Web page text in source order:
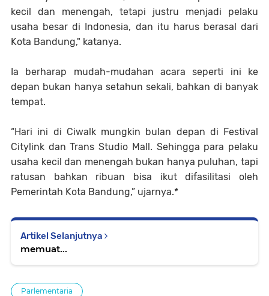
kecil dan menengah, tetapi justru menjadi pelaku
usaha besar di Indonesia, dan itu harus berasal dari
Kota Bandung," katanya.
Ia berharap mudah-mudahan acara seperti ini ke
depan bukan hanya setahun sekali, bahkan di banyak
tempat.
“Hari ini di Ciwalk mungkin bulan depan di Festival
Citylink dan Trans Studio Mall. Sehingga para pelaku
usaha kecil dan menengah bukan hanya puluhan, tapi
ratusan bahkan ribuan bisa ikut difasilitasi oleh
Pemerintah Kota Bandung,” ujarnya.*
Artikel Selanjutnya
memuat...
Parlementaria